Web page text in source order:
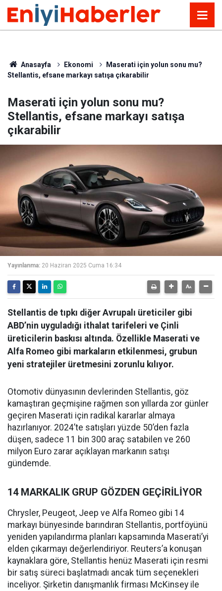
Anasayfa Ekonomi
Maserati için yolun sonu mu?
Stellantis, efsane markayı satışa çıkarabilir
Maserati için yolun sonu mu?
Stellantis, efsane markayı satışa
çıkarabilir
Yayınlanma: 20 Haziran 2025 Cuma 16:34
Stellantis de tıpkı diğer Avrupalı üreticiler gibi
ABD’nin uyguladığı ithalat tarifeleri ve Çinli
üreticilerin baskısı altında. Özellikle Maserati ve
Alfa Romeo gibi markaların etkilenmesi, grubun
yeni stratejiler üretmesini zorunlu kılıyor.
Otomotiv dünyasının devlerinden Stellantis, göz
kamaştıran geçmişine rağmen son yıllarda zor günler
geçiren Maserati için radikal kararlar almaya
hazırlanıyor. 2024’te satışları yüzde 50’den fazla
düşen, sadece 11 bin 300 araç satabilen ve 260
milyon Euro zarar açıklayan markanın satışı
gündemde.
14 MARKALIK GRUP GÖZDEN GEÇİRİLİYOR
Chrysler, Peugeot, Jeep ve Alfa Romeo gibi 14
markayı bünyesinde barındıran Stellantis, portföyünü
yeniden yapılandırma planları kapsamında Maserati’yi
elden çıkarmayı değerlendiriyor. Reuters’a konuşan
kaynaklara göre, Stellantis henüz Maserati için resmi
bir satış süreci başlatmadı ancak tüm seçenekleri
inceliyor. Şirketin danışmanlık firması McKinsey ile